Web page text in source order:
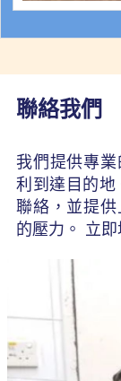
聯絡我們
我們提供專
利到達目的地
聯絡，並提
的壓力。 立